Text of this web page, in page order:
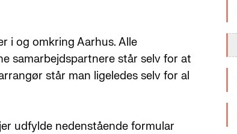
i og omkring Aarhus. Alle
samarbejdspartnere står selv for at
står man ligeledes selv for al
udfylde nedenstående formular